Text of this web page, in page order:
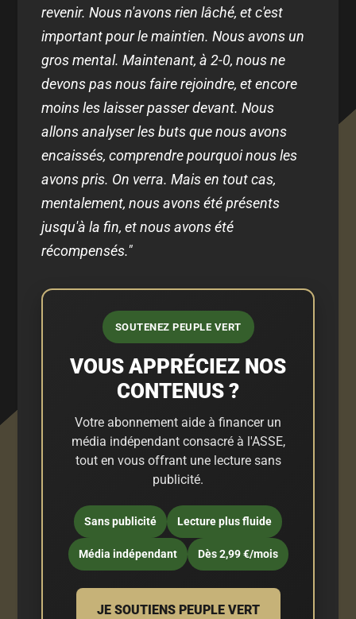
revenir. Nous n'avons rien lâché, et c'est
important pour le maintien. Nous avons un
gros mental. Maintenant, à 2-0, nous ne
devons pas nous faire rejoindre, et encore
moins les laisser passer devant. Nous
allons analyser les buts que nous avons
encaissés, comprendre pourquoi nous les
avons pris. On verra. Mais en tout cas,
mentalement, nous avons été présents
jusqu'à la fin, et nous avons été
récompensés."
SOUTENEZ PEUPLE VERT
VOUS APPRÉCIEZ NOS
CONTENUS ?
Votre abonnement aide à financer un
média indépendant consacré à l'ASSE,
tout en vous offrant une lecture sans
publicité.
Sans publicité Lecture plus fluide
Média indépendant Dès 2,99 €/mois
JE SOUTIENS PEUPLE VERT